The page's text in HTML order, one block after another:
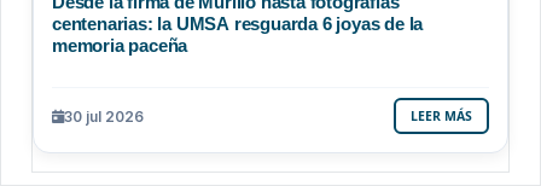
centenarias: la UMSA resguarda 6 joyas de la
memoria paceña
30 jul 2026 LEER MÁS